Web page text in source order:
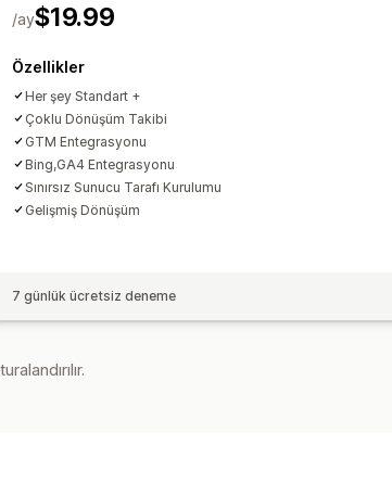
$19.99
/ay
Özellikler
Her şey Standart +
Çoklu Dönüşüm Takibi
GTM Entegrasyonu
Bing,GA4 Entegrasyonu
Sınırsız Sunucu Tarafı Kurulumu
Gelişmiş Dönüşüm
7 günlük ücretsiz deneme